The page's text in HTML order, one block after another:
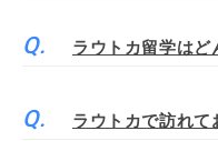
ラウトカ留学はど
ラウトカで訪れて